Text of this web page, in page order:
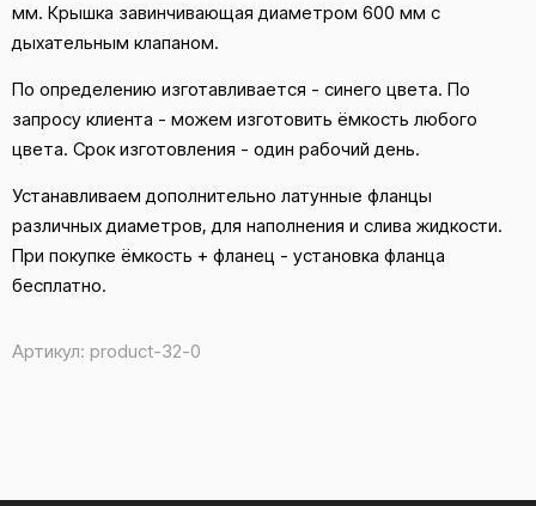
мм. Крышка завинчивающая диаметром 600 мм с
дыхательным клапаном.
По определению изготавливается - синего цвета. По
запросу клиента - можем изготовить ёмкость любого
цвета. Срок изготовления - один рабочий день.
Устанавливаем дополнительно латунные фланцы
различных диаметров, для наполнения и слива жидкости.
При покупке ёмкость + фланец - установка фланца
бесплатно.
Артикул: product-32-0